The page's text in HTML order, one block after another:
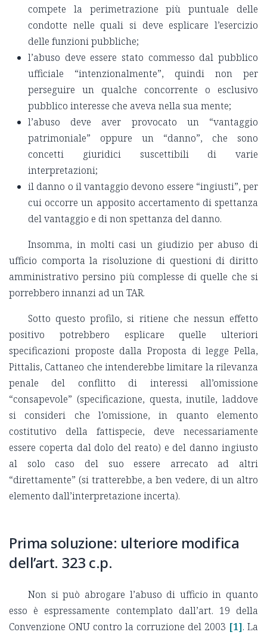
compete la perimetrazione più puntuale delle
condotte nelle quali si deve esplicare l’esercizio
delle funzioni pubbliche;
l’abuso deve essere stato commesso dal pubblico
ufficiale “intenzionalmente”, quindi non per
perseguire un qualche concorrente o esclusivo
pubblico interesse che aveva nella sua mente;
l’abuso deve aver provocato un “vantaggio
patrimoniale” oppure un “danno”, che sono
concetti giuridici suscettibili di varie
interpretazioni;
il danno o il vantaggio devono essere “ingiusti”, per
cui occorre un apposito accertamento di spettanza
del vantaggio e di non spettanza del danno.
Insomma, in molti casi un giudizio per abuso di
ufficio comporta la risoluzione di questioni di diritto
amministrativo persino più complesse di quelle che si
porrebbero innanzi ad un TAR.
Sotto questo profilo, si ritiene che nessun effetto
positivo potrebbero esplicare quelle ulteriori
specificazioni proposte dalla Proposta di legge Pella,
Pittalis, Cattaneo che intenderebbe limitare la rilevanza
penale del conflitto di interessi all’omissione
“consapevole” (specificazione, questa, inutile, laddove
si consideri che l’omissione, in quanto elemento
costitutivo della fattispecie, deve necessariamente
essere coperta dal dolo del reato) e del danno ingiusto
al solo caso del suo essere arrecato ad altri
“direttamente” (si tratterebbe, a ben vedere, di un altro
elemento dall’interpretazione incerta).
Prima soluzione: ulteriore modifica
dell’art. 323 c.p.
Non si può abrogare l’abuso di ufficio in quanto
esso è espressamente contemplato dall’art. 19 della
Convenzione ONU contro la corruzione del 2003 [1]. La